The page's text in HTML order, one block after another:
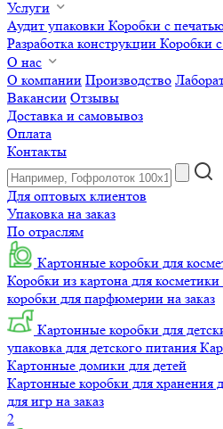
Услуги
Аудит упаковки Коробки с
Разработка конструкции Коробки
О нас
О компании Производство
Вакансии Отзывы
Доставка и самовывоз
Оплата
Контакты
Для оптовых клиентов
Упаковка на заказ
По отраслям
Картонные коробки для
Коробки из картона для косметики
коробки для парфюмерии на заказ
Картонные коробки для
упаковка для детского питания
Картонные домики для детей
Картонные коробки для хранения
для игр на заказ
2